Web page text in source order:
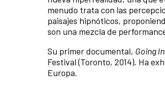
menudo trata con las
paisajes hipnóticos,
son una mezcla de
Su primer documental, Going In
Festival (Toronto, 2014). Ha
Europa.